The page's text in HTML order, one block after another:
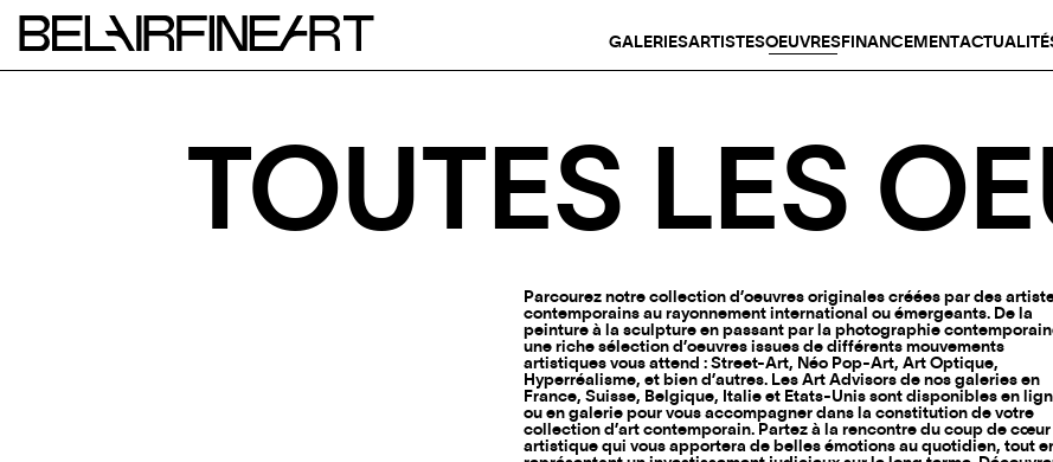
GALERIESARTISTESOEUVRESFINANCEMENT
TOUTES LES
Parcourez notre collection d’oeuvres originales créées par des
contemporains au rayonnement international ou émergeants. De la
peinture à la sculpture en passant par la photographie
une riche sélection d’oeuvres issues de différents mouvements
artistiques vous attend : Street-Art, Néo Pop-Art, Art Optique,
Hyperréalisme, et bien d’autres. Les Art Advisors de nos galeries en
France, Suisse, Belgique, Italie et Etats-Unis sont disponibles en
ou en galerie pour vous accompagner dans la constitution de votre
collection d’art contemporain. Partez à la rencontre du coup de cœur
artistique qui vous apportera de belles émotions au quotidien, tout